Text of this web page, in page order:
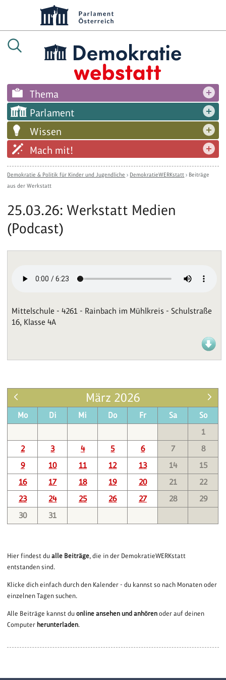
Thema
Parlament
Wissen
Mach mit!
Demokratie & Politik für Kinder und Jugendliche › DemokratieWERKstatt › Beiträge
aus der Werkstatt
25.03.26: Werkstatt Medien
(Podcast)
Mittelschule - 4261 - Rainbach im Mühlkreis - Schulstraße
16, Klasse 4A
März 2026
Mo Di Mi Do Fr Sa
So
1
2
3 4 5 6 7
8
9
10 11 12 13 14
15
16
17 18 19 20 21
22
23
24 25 26 27 28
29
30
31
Hier findest dualle Beiträge, die in der DemokratieWERKstatt
entstanden sind.
Klicke dich einfach durch den Kalender - du kannst so nach Monaten oder
einzelnen Tagen suchen.
Alle Beiträge kannst duonline ansehen und anhören oder auf deinen
Computer herunterladen.